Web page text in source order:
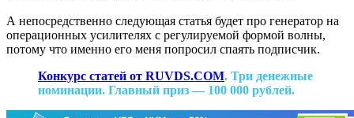
А непосредственно следующая статья будет про генератор на
операционных усилителях с регулируемой формой волны,
потому что именно его меня попросил спаять подписчик.
Конкурс статей от RUVDS.COM. Три денежные
номинации. Главный приз — 100 000 рублей.